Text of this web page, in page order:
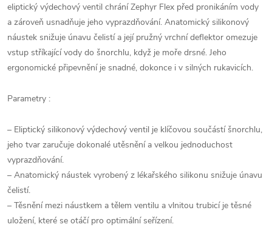
eliptický výdechový ventil chrání Zephyr Flex před pronikáním vody
a zároveň usnadňuje jeho vyprazdňování. Anatomický silikonový
náustek snižuje únavu čelistí a její pružný vrchní deflektor omezuje
vstup stříkající vody do šnorchlu, když je moře drsné. Jeho
ergonomické připevnění je snadné, dokonce i v silných rukavicích.
Parametry :
– Eliptický silikonový výdechový ventil je klíčovou součástí šnorchlu,
jeho tvar zaručuje dokonalé utěsnění a velkou jednoduchost
vyprazdňování.
– Anatomický náustek vyrobený z lékařského silikonu snižuje únavu
čelistí.
– Těsnění mezi náustkem a tělem ventilu a vlnitou trubicí je těsné
uložení, které se otáčí pro optimální seřízení.